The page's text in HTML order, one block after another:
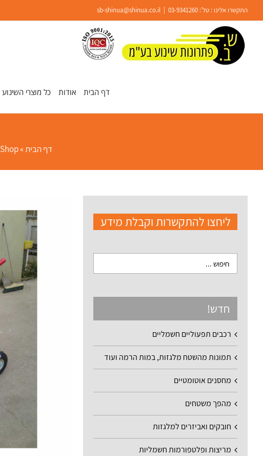
פתח סרגל נגישות
content
התקשרו אלינו : טל': 03-9341260
sb-shinua@shinua.co.il
דף הבית אודות כל מוצרי השינוע
דף הבית»
Shop
ליחצו להתקשרות וקבלת מידע
חדש!
רכבים תפעוליים חשמליים
תמונות מהשטח מלגזות, במות הרמה ועוד
מחסנים אוטומטיים
מהפך משטחים
חובקים ואביזרים למלגזות
מריצות ופלטפורמות חשמליות